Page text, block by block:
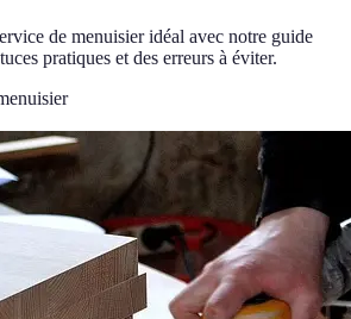
de menuisier idéal avec notre guide
pratiques et des erreurs à éviter.